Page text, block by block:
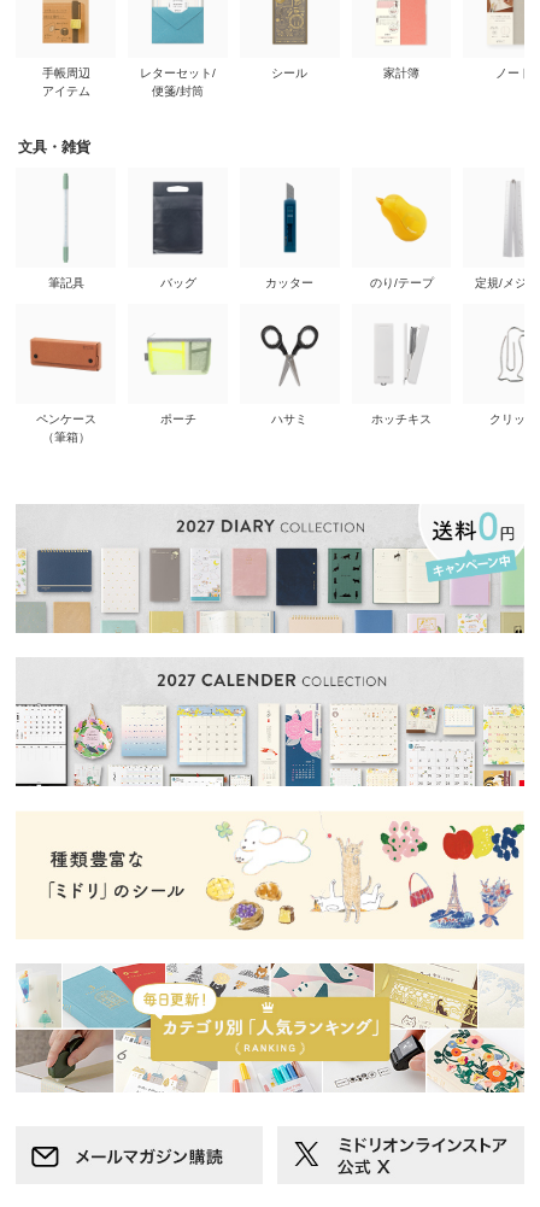
手帳周辺
アイテム
レターセット/
便箋/封筒
シール 家計簿 ノート
文具・雑貨
筆記具
ペンケース
（筆箱）
バッグ
ポーチ
カッター
ハサミ
のり/テープ
ホッチキス
定規/メジ
クリップ